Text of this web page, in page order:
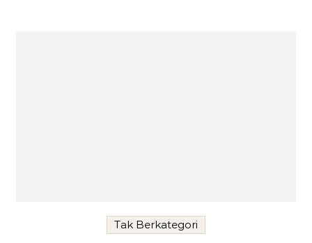
Tak Berkategori